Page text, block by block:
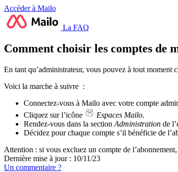
Accéder à Mailo
La FAQ
Comment choisir les comptes de
En tant qu’administrateur, vous pouvez à tout
Voici la marche à suivre :
Connectez-vous à Mailo avec votre compte
Cliquez sur l’icône
Espaces Mailo.
Rendez-vous dans la section Administration de
Décidez pour chaque compte s’il bénéficie de
Attention : si vous excluez un compte de
Dernière mise à jour : 10/11/23
Un commentaire ?